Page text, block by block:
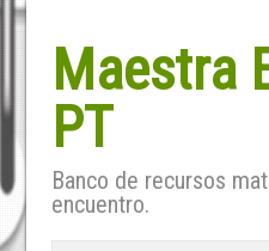
Maestra
PT
Banco de recursos
encuentro.